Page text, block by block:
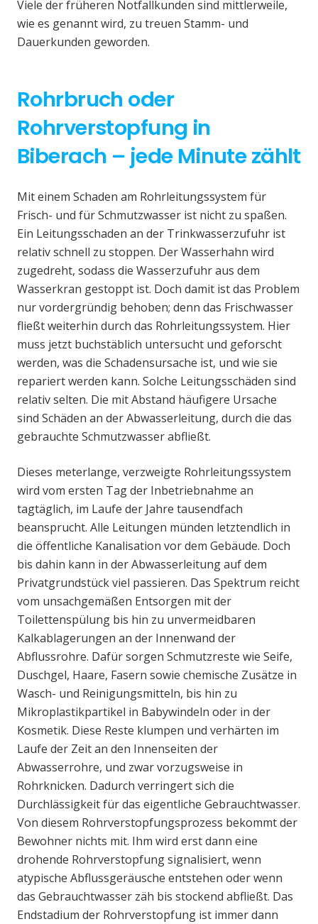
Viele der früheren Notfallkunden sind mittlerweile,
wie es genannt wird, zu treuen Stamm- und
Dauerkunden geworden.
Rohrbruch oder
Rohrverstopfung in
Biberach – jede Minute zählt
Mit einem Schaden am Rohrleitungssystem für
Frisch- und für Schmutzwasser ist nicht zu spaßen.
Ein Leitungsschaden an der Trinkwasserzufuhr ist
relativ schnell zu stoppen. Der Wasserhahn wird
zugedreht, sodass die Wasserzufuhr aus dem
Wasserkran gestoppt ist. Doch damit ist das Problem
nur vordergründig behoben; denn das Frischwasser
fließt weiterhin durch das Rohrleitungssystem. Hier
muss jetzt buchstäblich untersucht und geforscht
werden, was die Schadensursache ist, und wie sie
repariert werden kann. Solche Leitungsschäden sind
relativ selten. Die mit Abstand häufigere Ursache
sind Schäden an der Abwasserleitung, durch die das
gebrauchte Schmutzwasser abfließt.
Dieses meterlange, verzweigte Rohrleitungssystem
wird vom ersten Tag der Inbetriebnahme an
tagtäglich, im Laufe der Jahre tausendfach
beansprucht. Alle Leitungen münden letztendlich in
die öffentliche Kanalisation vor dem Gebäude. Doch
bis dahin kann in der Abwasserleitung auf dem
Privatgrundstück viel passieren. Das Spektrum reicht
vom unsachgemäßen Entsorgen mit der
Toilettenspülung bis hin zu unvermeidbaren
Kalkablagerungen an der Innenwand der
Abflussrohre. Dafür sorgen Schmutzreste wie Seife,
Duschgel, Haare, Fasern sowie chemische Zusätze in
Wasch- und Reinigungsmitteln, bis hin zu
Mikroplastikpartikel in Babywindeln oder in der
Kosmetik. Diese Reste klumpen und verhärten im
Laufe der Zeit an den Innenseiten der
Abwasserrohre, und zwar vorzugsweise in
Rohrknicken. Dadurch verringert sich die
Durchlässigkeit für das eigentliche Gebrauchtwasser.
Von diesem Rohrverstopfungsprozess bekommt der
Bewohner nichts mit. Ihm wird erst dann eine
drohende Rohrverstopfung signalisiert, wenn
atypische Abflussgeräusche entstehen oder wenn
das Gebrauchtwasser zäh bis stockend abfließt. Das
Endstadium der Rohrverstopfung ist immer dann